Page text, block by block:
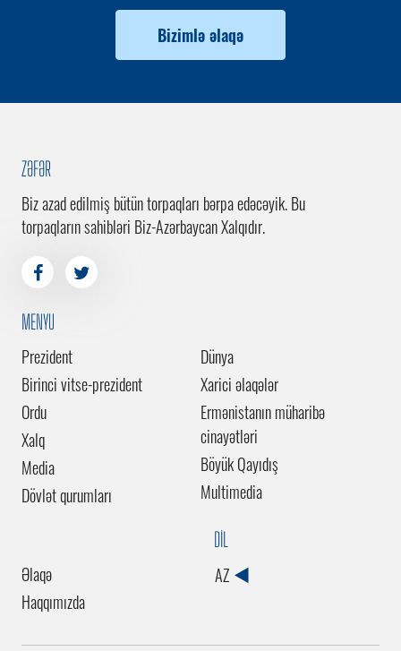
Bizimlə əlaqə
ZƏFƏR
Biz azad edilmiş bütün torpaqları bərpa edəcəyik. Bu
torpaqların sahibləri Biz-Azərbaycan Xalqıdır.
MENYU
Prezident
Birinci vitse-prezident
Ordu
Xalq
Media
Dövlət qurumları
Dünya
Xarici əlaqələr
Ermənistanın müharibə
cinayətləri
Böyük Qayıdış
Multimedia
Əlaqə
Haqqımızda
DİL
AZ